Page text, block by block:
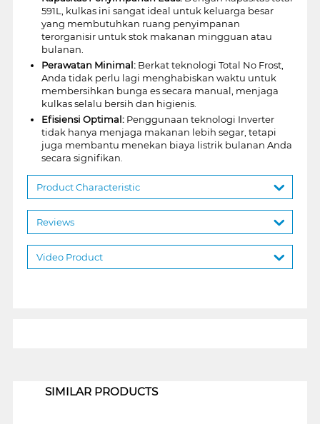
591L, kulkas ini sangat ideal untuk keluarga besar
yang membutuhkan ruang penyimpanan
terorganisir untuk stok makanan mingguan atau
bulanan.
Perawatan Minimal:Berkat teknologi Total No Frost,
Anda tidak perlu lagi menghabiskan waktu untuk
membersihkan bunga es secara manual, menjaga
kulkas selalu bersih dan higienis.
Efisiensi Optimal:Penggunaan teknologi Inverter
tidak hanya menjaga makanan lebih segar, tetapi
juga membantu menekan biaya listrik bulanan Anda
secara signifikan.
Product Characteristic
Reviews
Video Product
SIMILAR PRODUCTS